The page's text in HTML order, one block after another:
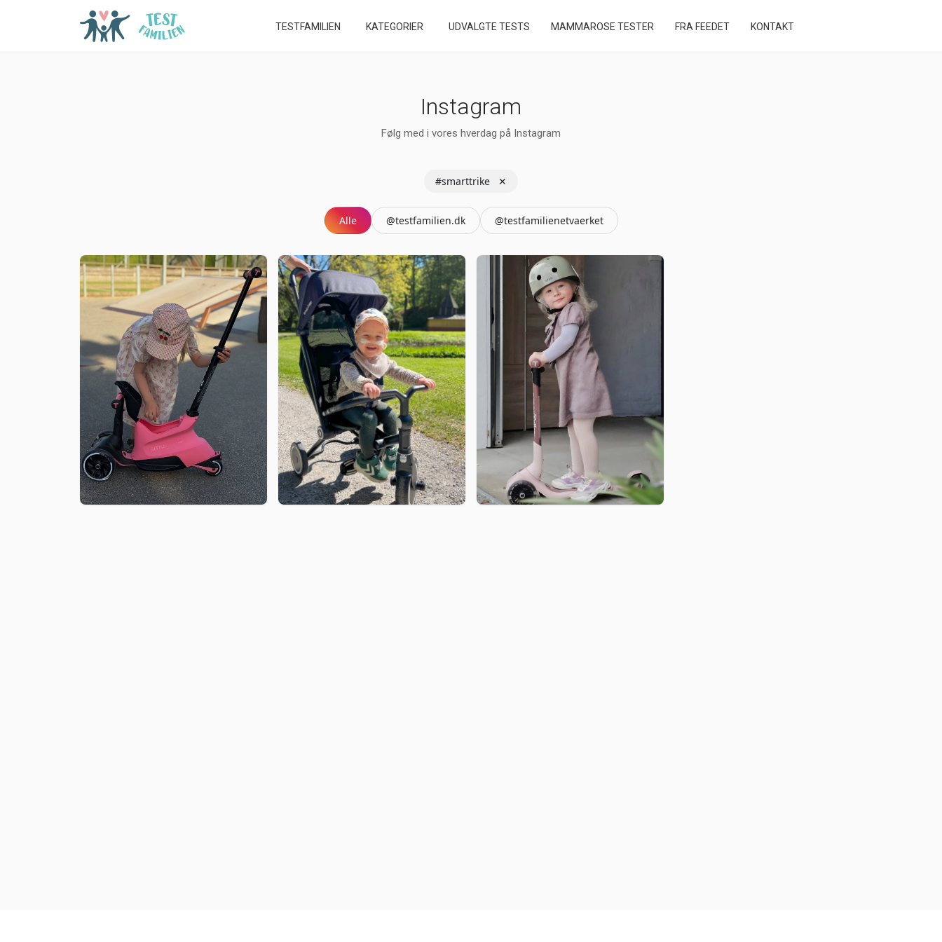
TESTFAMILIEN KATEGORIER UDVALGTE TESTS MAMMAROSE TESTER FRA FEEDET KONTAKT
Instagram
Følg med i vores hverdag på Instagram
#smarttrike ✕
Alle @testfamilien.dk @testfamilienetvaerket
📑 📑